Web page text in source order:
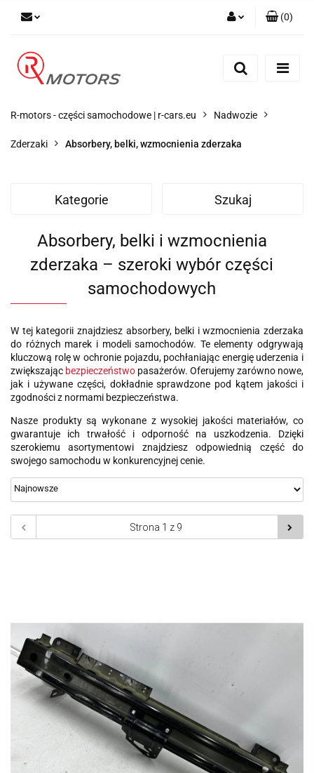
Zarejestruj się
(0)
R-motors - części samochodowe | r-cars.eu Nadwozie
Zderzaki Absorbery, belki, wzmocnienia zderzaka
Kategorie Szukaj
Absorbery, belki i wzmocnienia
zderzaka – szeroki wybór części
samochodowych
W tej kategorii znajdziesz absorbery, belki i wzmocnienia zderzaka
do różnych marek i modeli samochodów. Te elementy odgrywają
kluczową rolę w ochronie pojazdu, pochłaniając energię uderzenia i
zwiększając bezpieczeństwo pasażerów. Oferujemy zarówno nowe,
jak i używane części, dokładnie sprawdzone pod kątem jakości i
zgodności z normami bezpieczeństwa.
Nasze produkty są wykonane z wysokiej jakości materiałów, co
gwarantuje ich trwałość i odporność na uszkodzenia. Dzięki
szerokiemu asortymentowi znajdziesz odpowiednią część do
swojego samochodu w konkurencyjnej cenie.